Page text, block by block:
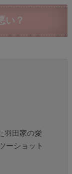
い？
羽田家の愛
ーショット